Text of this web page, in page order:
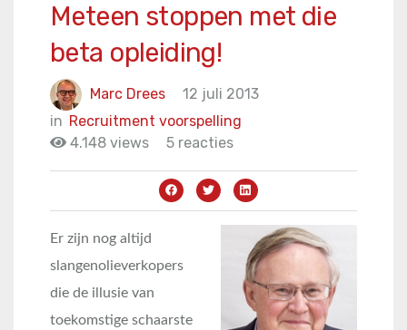
Meteen stoppen met die
beta opleiding!
Marc Drees
12 juli 2013
in Recruitment voorspelling
4.148 views
5 reacties
Er zijn nog altijd
slangenolieverkopers
die de illusie van
toekomstige schaarste